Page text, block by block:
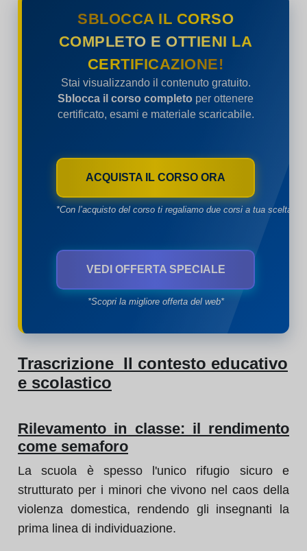
SBLOCCA IL CORSO
COMPLETO E OTTIENI LA
CERTIFICAZIONE!
Stai visualizzando il contenuto gratuito.
Sblocca il corso completo per ottenere
certificato, esami e materiale scaricabile.
ACQUISTA IL CORSO ORA
*Con l’acquisto del corso ti regaliamo due corsi a tua scelta*
VEDI OFFERTA SPECIALE
*Scopri la migliore offerta del web*
Trascrizione Il contesto educativo
e scolastico
Rilevamento in classe: il rendimento
come semaforo
La scuola è spesso l'unico rifugio sicuro e
strutturato per i minori che vivono nel caos della
violenza domestica, rendendo gli insegnanti la
prima linea di individuazione.